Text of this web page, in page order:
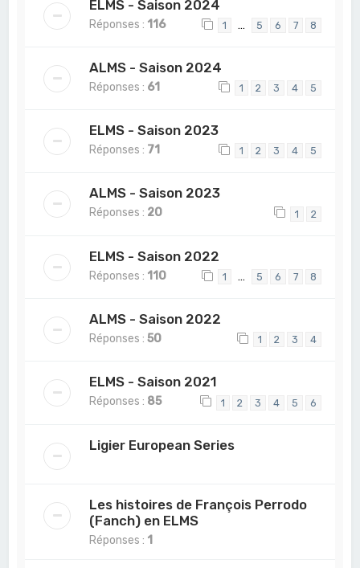
ELMS - Saison 2024
Réponses : 116 1 … 5 6 7 8
ALMS - Saison 2024
Réponses : 61 1 2 3 4 5
ELMS - Saison 2023
Réponses : 71 1 2 3 4 5
ALMS - Saison 2023
Réponses : 20 1 2
ELMS - Saison 2022
Réponses : 110 1 … 5 6 7 8
ALMS - Saison 2022
Réponses :50 1 2 3 4
ELMS - Saison 2021
Réponses : 85 1 2 3 4 5 6
Ligier European Series
Les histoires de François Perrodo
(Fanch) en ELMS
Réponses : 1